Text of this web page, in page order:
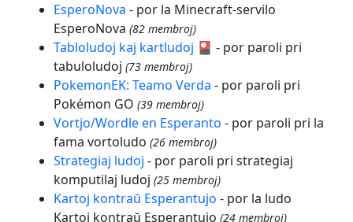
EsperoNova - por la Minecraft-servilo
EsperoNova (82 membroj)
Tabloludoj kaj kartludoj 🎴 - por paroli pri
tabuloludoj (73 membroj)
PokemonEK: Teamo Verda - por paroli pri
Pokémon GO (39 membroj)
Vortjo/Wordle en Esperanto - por paroli pri la
fama vortoludo (26 membroj)
Strategiaj ludoj - por paroli pri strategiaj
komputilaj ludoj (25 membroj)
Kartoj kontraŭ Esperantujo - por la ludo
Kartoj kontraŭ Esperantujo (24 membroj)